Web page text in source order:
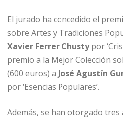
El jurado ha concedido el
sobre Artes y Tradiciones
Xavier Ferrer Chustypor
premio a la Mejor Colección
(600 euros) a José Agustín
por ‘Esencias Populares’.
Además, se han otorgado tres